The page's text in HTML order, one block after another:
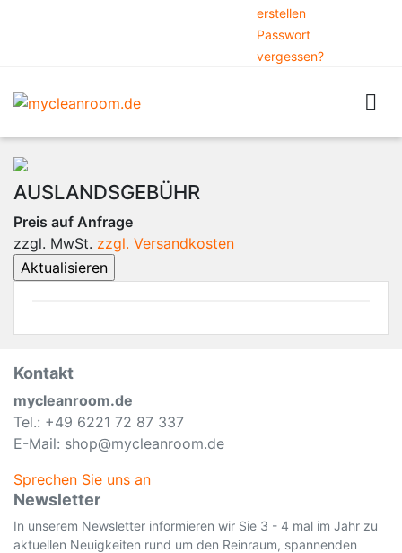
erstellen
Passwort
vergessen?

AUSLANDSGEBÜHR
Preis auf Anfrage
zzgl. MwSt. zzgl. Versandkosten
Kontakt
mycleanroom.de
Tel.: +49 6221 72 87 337
E-Mail: shop@mycleanroom.de
Sprechen Sie uns an
Newsletter
In unserem Newsletter informieren wir Sie 3 - 4 mal im Jahr zu
aktuellen Neuigkeiten rund um den Reinraum, spannenden